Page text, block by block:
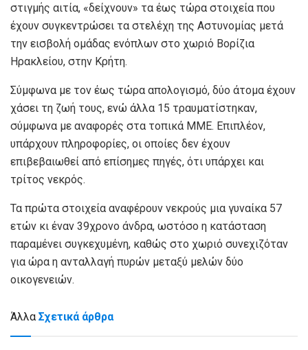
στιγμής αιτία, «δείχνουν» τα έως τώρα στοιχεία που
έχουν συγκεντρώσει τα στελέχη της Αστυνομίας μετά
την εισβολή ομάδας ενόπλων στο χωριό Βορίζια
Ηρακλείου, στην Κρήτη.
Σύμφωνα με τον έως τώρα απολογισμό, δύο άτομα έχουν
χάσει τη ζωή τους, ενώ άλλα 15 τραυματίστηκαν,
σύμφωνα με αναφορές στα τοπικά ΜΜΕ. Επιπλέον,
υπάρχουν πληροφορίες, οι οποίες δεν έχουν
επιβεβαιωθεί από επίσημες πηγές, ότι υπάρχει και
τρίτος νεκρός.
Τα πρώτα στοιχεία αναφέρουν νεκρούς μια γυναίκα 57
ετών κι έναν 39χρονο άνδρα, ωστόσο η κατάσταση
παραμένει συγκεχυμένη, καθώς στο χωριό συνεχιζόταν
για ώρα η ανταλλαγή πυρών μεταξύ μελών δύο
οικογενειών.
Άλλα Σχετικά άρθρα